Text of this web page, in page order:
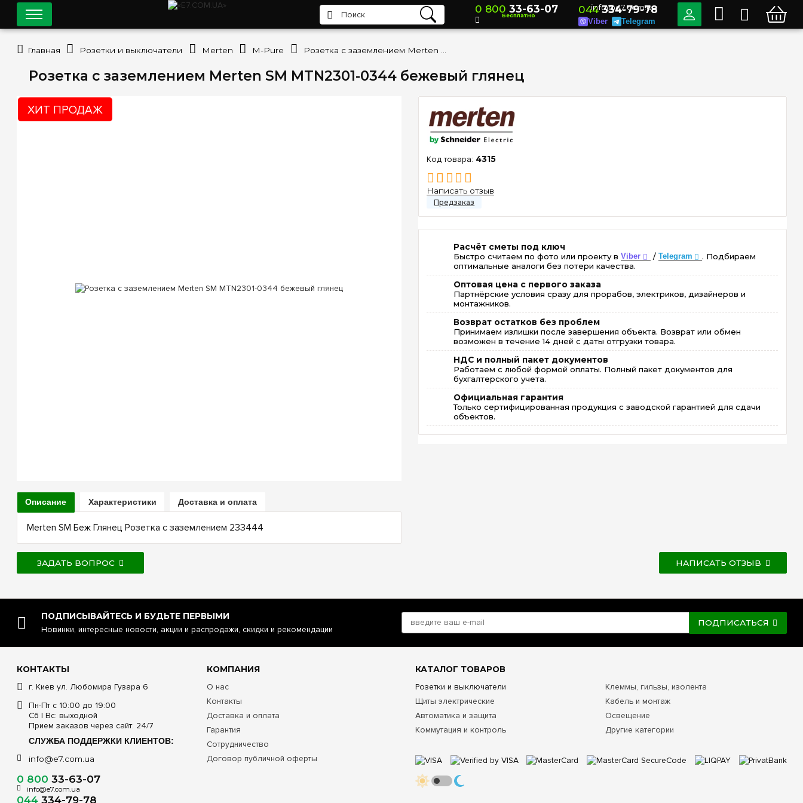
Розетка с заземлением Merten SM MTN2301-0344 бежевый глянец
ХИТ ПРОДАЖ
4315
Написать отзыв
Расчёт сметы под ключ
Быстро считаем по фото или проекту вViber / Telegram
. Подбираем
оптимальные аналоги без потери качества.
Оптовая цена с первого заказа
Партнёрские условия сразу для прорабов, электриков, дизайнеров и
монтажников.
Возврат остатков без проблем
Принимаем излишки после завершения объекта. Возврат или обмен
возможен в течение 14 дней с даты отгрузки товара.
НДС и полный пакет документов
Работаем с любой формой оплаты. Полный пакет документов для
бухгалтерского учета.
Официальная гарантия
Только сертифицированная продукция с заводской гарантией для сдачи
объектов.
Описание Характеристики Доставка и оплата
Merten SM Беж Глянец Розетка с заземлением 233444
ЗАДАТЬ ВОПРОС НАПИСАТЬ ОТЗЫВ
0 800 33-63-07
Бесплатно
info@e7.com.ua
044334-79-78
Viber Telegram
Главная Розетки и выключатели Merten M-Pure
ПОДПИСЫВАЙТЕСЬ И БУДЬТЕ ПЕРВЫМИ
Новинки, интересные новости, акции и распродажи, скидки и рекомендации
ПОДПИСАТЬСЯ
КОНТАКТЫ
г. Киев ул. Любомира Гузара 6
Пн-Пт с 10:00 до 19:00
Сб | Вс: выходной
Прием заказов через сайт: 24/7
СЛУЖБА ПОДДЕРЖКИ КЛИЕНТОВ:
info@e7.com.ua
0 800 33-63-07
info@e7.com.ua
044334-79-78
КОМПАНИЯ
О нас
Контакты
Доставка и оплата
Гарантия
Сотрудничество
Договор публичной оферты
КАТАЛОГ ТОВАРОВ
Розетки и выключатели
Щиты электрические
Автоматика и защита
Коммутация и контроль
Клеммы, гильзы, изолента
Кабель и монтаж
Освещение
Другие категории